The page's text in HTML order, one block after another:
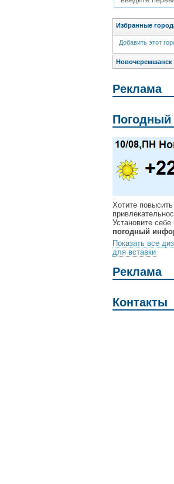
Избранные
Добавить этот
Новочеремшанск
Реклама
Хотите
Установите
погодный
Показать все
для вставки
Реклама
Контакты